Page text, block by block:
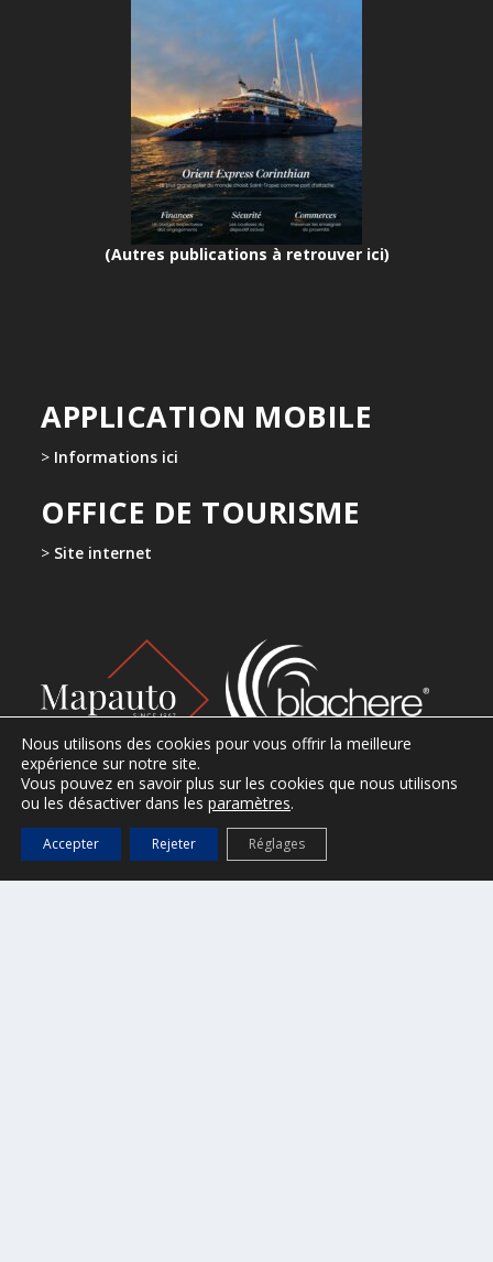
(Autres publications à retrouver ici)
APPLICATION MOBILE
> Informations ici
OFFICE DE TOURISME
> Site internet
CONTACT
Nous utilisons des cookies pour vous offrir la meilleure
expérience sur notre site.
Vous pouvez en savoir plus sur les cookies que nous utilisons
ou les désactiver dans les paramètres.
Accepter Rejeter Réglages